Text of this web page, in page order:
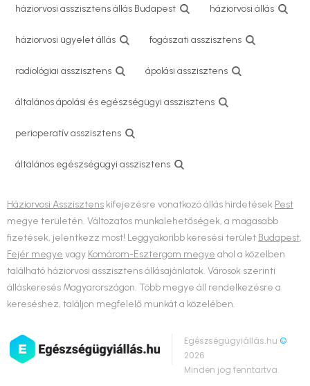
háziorvosi asszisztens állás Budapest háziorvosi állás
háziorvosi ügyelet állás fogászati asszisztens
radiológiai asszisztens ápolási asszisztens
általános ápolási és egészségügyi asszisztens
perioperatív asszisztens
általános egészségügyi asszisztens
Háziorvosi Asszisztens kifejezésre vonatkozó állás hirdetések Pest
megye területén. Változatos munkalehetőségek, a magasabb
fizetések, jelentkezz most! Leggyakoribb keresési terület Budapest,
Fejér megye vagy Komárom-Esztergom megye ahol a közelben
található háziorvosi asszisztens állásajánlatok. Városok szerinti
álláskeresés Magyarországon. Több megye áll rendelkezésre a
kereséshez, találjon megfelelő munkát a közelében.
Egészségügyiállás.hu©
2026
Minden jog fenntartva.